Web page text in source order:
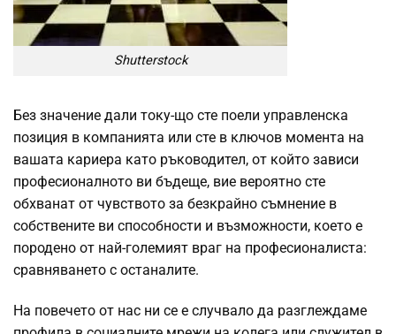
Shutterstock
Без значение дали току-що сте поели управленска
позиция в компанията или сте в ключов момента на
вашата кариера като ръководител, от който зависи
професионалното ви бъдеще, вие вероятно сте
обхванат от чувството за безкрайно съмнение в
собствените ви способности и възможности, което е
породено от най-големият враг на професионалиста:
сравняването с останалите.
На повечето от нас ни се е случвало да разглеждаме